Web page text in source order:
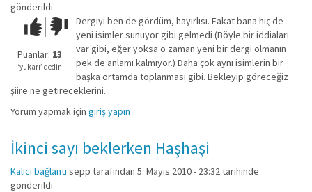
gönderildi
Çok iyi!O
kadar
iyi
değil!
Puanlar: 13
‘yukarı’ dedin
Dergiyi ben de gördüm, hayırlısı. Fakat bana hiç de
yeni isimler sunuyor gibi gelmedi (Böyle bir iddiaları
var gibi, eğer yoksa o zaman yeni bir dergi olmanın
pek de anlamı kalmıyor.) Daha çok aynı isimlerin bir
başka ortamda toplanması gibi. Bekleyip göreceğiz
şiire ne getireceklerini...
Yorum yapmak için giriş yapın
İkinci sayı beklerken Haşhaşi
Kalıcı bağlantı sepp tarafından 5. Mayıs 2010 - 23:32 tarihinde
gönderildi